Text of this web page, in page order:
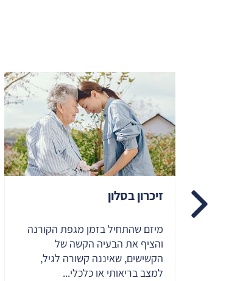
זיכרון בסלון
מיזם שהתחיל בזמן מגפת הקורנה
והציף את הבעיה הקשה של
הקשישים, שאיננה קשורה לגיל,
למצב בריאותי או כלכלי...